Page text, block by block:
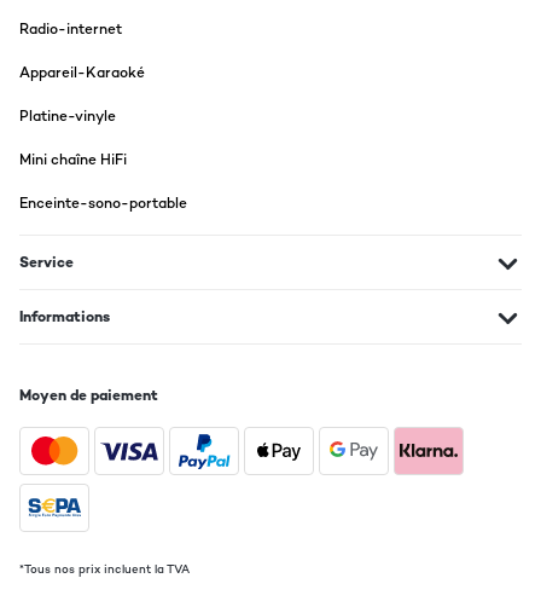
Radio-internet
Appareil-Karaoké
Platine-vinyle
Mini chaîne HiFi
Enceinte-sono-portable
Service
Informations
Moyen de paiement
*Tous nos prix incluent la TVA